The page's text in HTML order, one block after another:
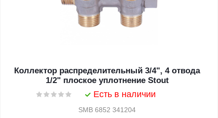
Коллектор распределительный 3/4", 4 отвода
1/2" плоское уплотнение Stout
Есть в наличии
SMB 6852 341204